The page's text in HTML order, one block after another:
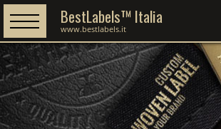
BestLabels™ Italia
www.bestlabels.it